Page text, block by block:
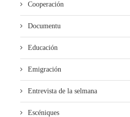
Premiu «Quiastolita»...
Cooperación
Documentu
Educación
Emigración
Entrevista de la selmana
Escéniques